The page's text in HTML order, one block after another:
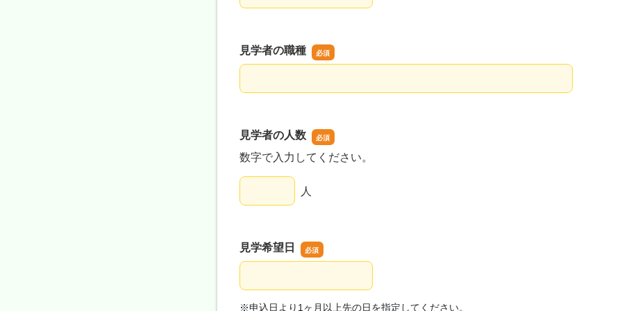
見学者の職種
見学者の職種
見学者の人数
数字で入力してください。
見学者の人数 人
見学希望日
見学希望日
※申込日より1ヶ月以上先の日を指定してください。